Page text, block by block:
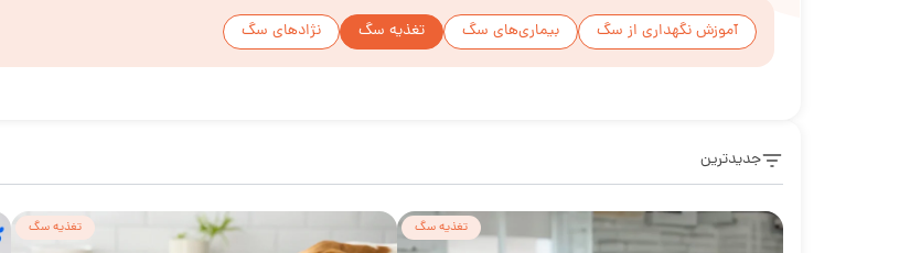
آموزش نگهداری از سگ بیماری‌های سگ تغذیه سگ نژادهای سگ
جدیدترین
تغذیه سگ تغذیه سگ